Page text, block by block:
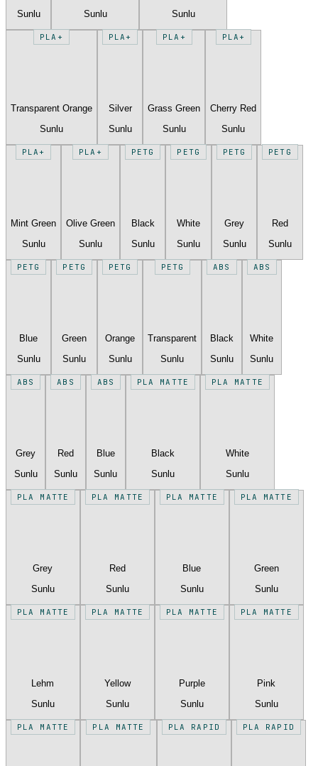
Sunlu
Sunlu
Sunlu
PLA+
Transparent Orange
Sunlu
PLA+
Silver
Sunlu
PLA+
Grass Green
Sunlu
PLA+
Cherry Red
Sunlu
PLA+
Mint Green
Sunlu
PLA+
Olive Green
Sunlu
PETG
Black
Sunlu
PETG
White
Sunlu
PETG
Grey
Sunlu
PETG
Red
Sunlu
PETG
Blue
Sunlu
PETG
Green
Sunlu
PETG
Orange
Sunlu
PETG
Transparent
Sunlu
ABS
Black
Sunlu
ABS
White
Sunlu
ABS
Grey
Sunlu
ABS
Red
Sunlu
ABS
Blue
Sunlu
PLA MATTE
Black
Sunlu
PLA MATTE
White
Sunlu
PLA MATTE
Grey
Sunlu
PLA MATTE
Red
Sunlu
PLA MATTE
Blue
Sunlu
PLA MATTE
Green
Sunlu
PLA MATTE
Lehm
Sunlu
PLA MATTE
Yellow
Sunlu
PLA MATTE
Purple
Sunlu
PLA MATTE
Pink
Sunlu
PLA MATTE PLA MATTE PLA RAPID PLA RAPID